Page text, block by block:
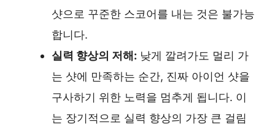
샷으로 꾸준한 스코어를 내는 것은 불가능
합니다.
실력 향상의 저해: 낮게 깔려가도 멀리 가
는 샷에 만족하는 순간, 진짜 아이언 샷을
구사하기 위한 노력을 멈추게 됩니다. 이
는 장기적으로 실력 향상의 가장 큰 걸림